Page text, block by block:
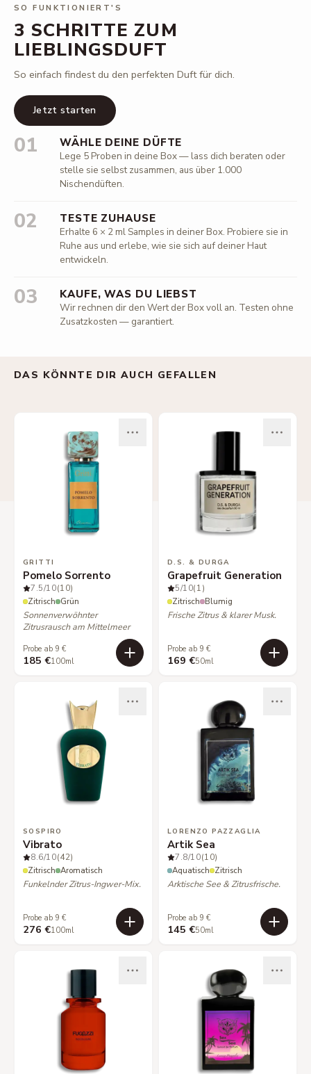
SO FUNKTIONIERT'S
3 SCHRITTE ZUM
LIEBLINGSDUFT
So einfach findest du den perfekten Duft für dich.
Jetzt starten
01 WÄHLE DEINE DÜFTE
Lege 5 Proben in deine Box — lass dich beraten oder
stelle sie selbst zusammen, aus über 1.000
Nischendüften.
02 TESTE ZUHAUSE
Erhalte 6 × 2 ml Samples in deiner Box. Probiere sie in
Ruhe aus und erlebe, wie sie sich auf deiner Haut
entwickeln.
03 KAUFE, WAS DU LIEBST
Wir rechnen dir den Wert der Box voll an. Testen ohne
Zusatzkosten — garantiert.
DAS KÖNNTE DIR AUCH GEFALLEN
GRITTI
Pomelo Sorrento
7.5/10(10)
Zitrisch Grün
Sonnenverwöhnter
Zitrusrausch am Mittelmeer
Probe ab 9 €
185 €100ml
D.S. & DURGA
Grapefruit Generation
5/10(1)
Zitrisch Blumig
Frische Zitrus & klarer Musk.
Probe ab 9 €
169 €50ml
SOSPIRO
Vibrato
8.6/10(42)
Zitrisch Aromatisch
Funkelnder Zitrus-Ingwer-Mix.
Probe ab 9 €
276 €100ml
LORENZO PAZZAGLIA
Artik Sea
7.8/10(10)
Aquatisch Zitrisch
Arktische See & Zitrusfrische.
Probe ab 9 €
145 €50ml